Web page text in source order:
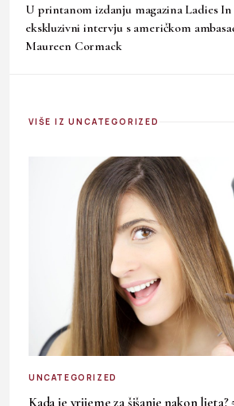
U printanom izdanju magazina Ladies
ekskluzivni intervju s američkom
Maureen Cormack
VIŠE IZ UNCATEGORIZED
UNCATEGORIZED
Kada je vrijeme za šišanje nakon ljeta?